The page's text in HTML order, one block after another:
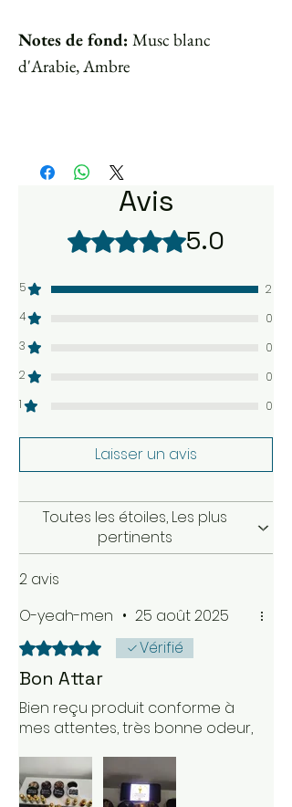
Notes de fond: Musc blanc
d'Arabie, Ambre
Avis
Noté 5 sur 5. 5.0
5
2
4
0
3
0
2
0
1
0
Laisser un avis
Toutes les étoiles, Les plus
pertinents
2 avis
O-yeah-men • 25 août 2025
Noté 5 sur 5. Vérifié
Bon Attar
Bien reçu produit conforme à
mes attentes, très bonne odeur,